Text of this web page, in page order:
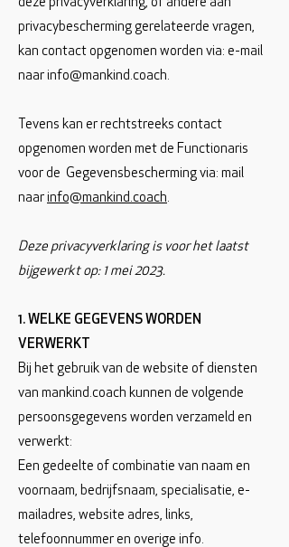
deze privacyverklaring, of andere aan
privacybescherming gerelateerde vragen,
kan contact opgenomen worden via: e-mail
naar info@mankind.coach.
Tevens kan er rechtstreeks contact
opgenomen worden met de Functionaris
voor de Gegevensbescherming via: mail
naar info@mankind.coach.
Deze privacyverklaring is voor het laatst
bijgewerkt op: 1 mei 2023.
1. WELKE GEGEVENS WORDEN
VERWERKT
Bij het gebruik van de website of diensten
van mankind.coach kunnen de volgende
persoonsgegevens worden verzameld en
verwerkt:
Een gedeelte of combinatie van naam en
voornaam, bedrijfsnaam, specialisatie, e-
mailadres, website adres, links,
telefoonnummer en overige info.